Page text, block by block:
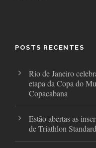
k
a
POSTS RECENTES
Rio de Janeiro
etapa da Copa do
Copacabana
Estão abertas as
de Triathlon